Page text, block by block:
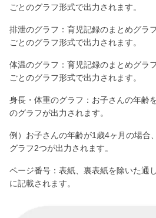
ごとのグラフ形式で出力されます。
排泄のグラフ：育児記録のまとめグラ
ごとのグラフ形式で出力されます。
体温のグラフ：育児記録のまとめグラ
ごとのグラフ形式で出力されます。
身長・体重のグラフ：お子さんの年齢
のグラフが出力されます。
例）お子さんの年齢が1歳4ヶ月の場合
グラフ2つが出力されます。
ページ番号：表紙、裏表紙を除いた通
に記載されます。